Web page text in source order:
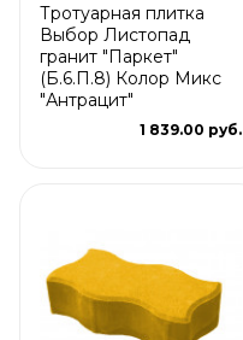
Тротуарная плитка
Выбор Листопад
гранит "Паркет"
(Б.6.П.8) Колор Микс
"Антрацит"
1 839.00 руб.